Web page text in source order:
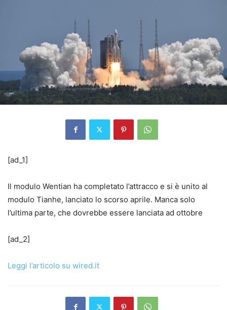
[ad_1]
Il modulo Wentian ha completato l’attracco e si è unito al
modulo Tianhe, lanciato lo scorso aprile. Manca solo
l’ultima parte, che dovrebbe essere lanciata ad ottobre
[ad_2]
Leggi l’articolo su wired.it